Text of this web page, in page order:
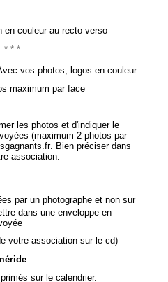
en couleur au recto verso
* * *
ec vos photos, logos en couleur.
maximum par face
les photos et d'indiquer le
(maximum 2 photos par
. Bien préciser dans
association.
par un photographe et non sur
dans une enveloppe en
votre association sur le cd)
:
sur le calendrier.